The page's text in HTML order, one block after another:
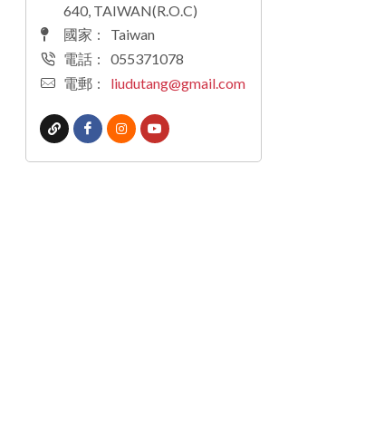
640, TAIWAN(R.O.C)
國家 :
Taiwan
電話 :
055371078
電郵 : liudutang@gmail.com